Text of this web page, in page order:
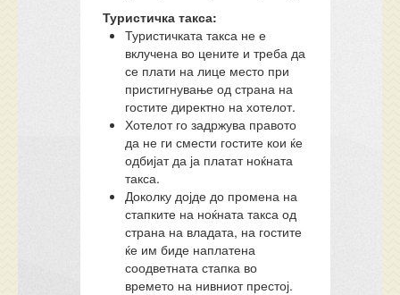
Туристичка такса:
Туристичката такса не е
вклучена во цените и треба да
се плати на лице место при
пристигнување од страна на
гостите директно на хотелот.
Хотелот го задржува правото
да не ги смести гостите кои ќе
одбијат да ја платат ноќната
такса.
Доколку дојде до промена на
стапките на ноќната такса од
страна на владата, на гостите
ќе им биде наплатена
соодветната стапка во
времето на нивниот престој.